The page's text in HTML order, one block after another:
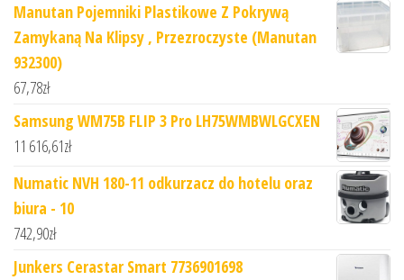
Manutan Pojemniki Plastikowe Z Pokrywą
Zamykaną Na Klipsy , Przezroczyste (Manutan
932300)
67,78zł
Samsung WM75B FLIP 3 Pro LH75WMBWLGCXEN
11 616,61zł
Numatic NVH 180-11 odkurzacz do hotelu oraz
biura - 10
742,90zł
Junkers Cerastar Smart 7736901698